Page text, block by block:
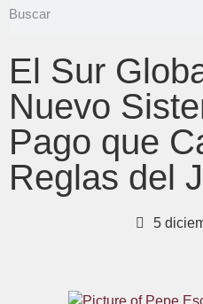
El Sur
Nuevo
Pago que
Reglas del
5